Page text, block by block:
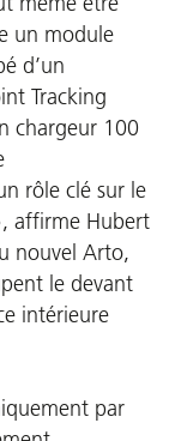
un module
d’un
Tracking
chargeur 100
rôle clé sur le
affirme Hubert
nouvel Arto,
le devant
intérieure
par